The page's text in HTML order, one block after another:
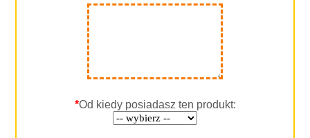
*Od kiedy posiadasz ten produkt: